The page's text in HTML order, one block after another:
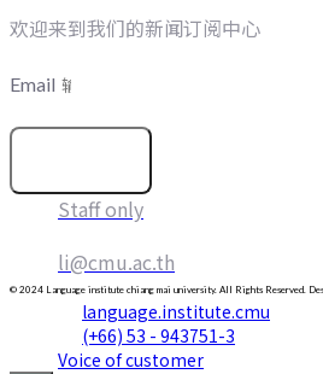
欢迎来到我们的新闻订阅中心
Email
Staff only
li@cmu.ac.th
© 2024 Language institute chiang mai university. All Rights Reserved.
language.institute.cmu
(+66) 53 - 943751-3
Voice of customer